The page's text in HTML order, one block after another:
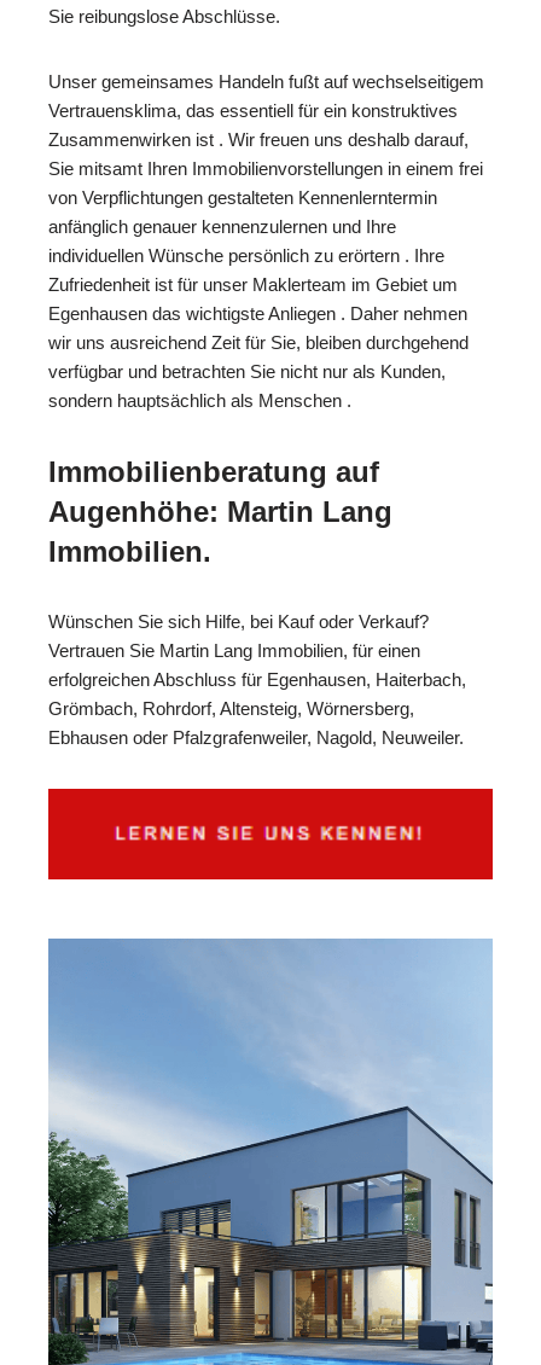
Sie reibungslose Abschlüsse.
Unser gemeinsames Handeln fußt auf wechselseitigem
Vertrauensklima, das essentiell für ein konstruktives
Zusammenwirken ist . Wir freuen uns deshalb darauf,
Sie mitsamt Ihren Immobilienvorstellungen in einem frei
von Verpflichtungen gestalteten Kennenlerntermin
anfänglich genauer kennenzulernen und Ihre
individuellen Wünsche persönlich zu erörtern . Ihre
Zufriedenheit ist für unser Maklerteam im Gebiet um
Egenhausen das wichtigste Anliegen . Daher nehmen
wir uns ausreichend Zeit für Sie, bleiben durchgehend
verfügbar und betrachten Sie nicht nur als Kunden,
sondern hauptsächlich als Menschen .
Immobilienberatung auf
Augenhöhe: Martin Lang
Immobilien.
Wünschen Sie sich Hilfe, bei Kauf oder Verkauf?
Vertrauen Sie Martin Lang Immobilien, für einen
erfolgreichen Abschluss für Egenhausen, Haiterbach,
Grömbach, Rohrdorf, Altensteig, Wörnersberg,
Ebhausen oder Pfalzgrafenweiler, Nagold, Neuweiler.